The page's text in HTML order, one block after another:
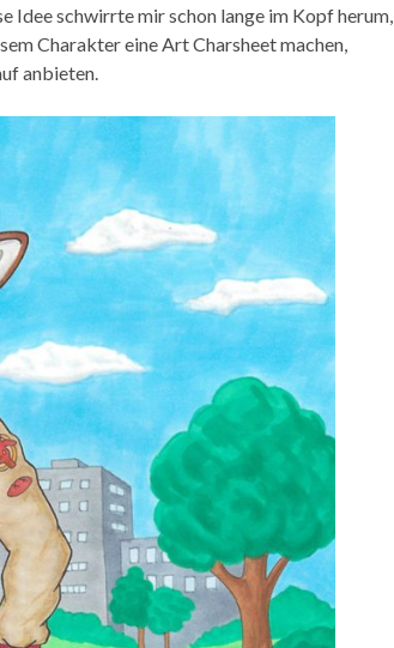
Idee schwirrte mir schon lange im Kopf herum,
Charakter eine Art Charsheet machen,
anbieten.